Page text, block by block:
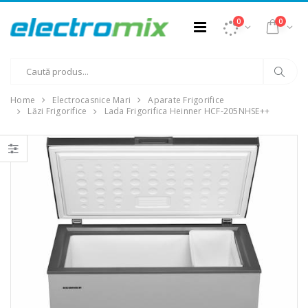
0 0
Home Electrocasnice Mari
Aparate Frigorifice
Lăzi Frigorifice
Lada Frigorifica Heinner HCF-205NHSE++